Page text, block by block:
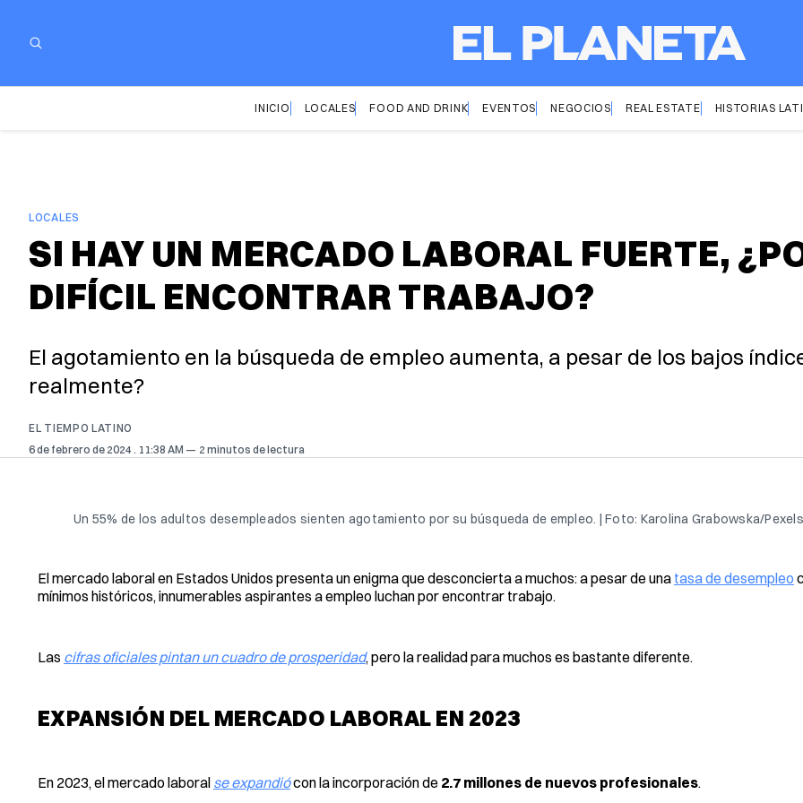
INICIO LOCALES FOOD AND DRINK EVENTOS NEGOCIOS REAL ESTATE HISTORIAS
LOCALES
SI HAY UN MERCADO LABORAL FUERTE,
DIFÍCIL ENCONTRAR TRABAJO?
El agotamiento en la búsqueda de empleo aumenta, a pesar de los bajos
realmente?
EL TIEMPO LATINO
6 de febrero de 2024 . 11:38 AM 2 minutos de lectura
Un 55% de los adultos desempleados sienten agotamiento por su búsqueda de empleo. | Foto: Karolina Grabowska/
El mercado laboral en Estados Unidos presenta un enigma que desconcierta a muchos: a pesar de una tasa de desempleo
mínimos históricos, innumerables aspirantes a empleo luchan por encontrar trabajo.
Las cifras oficiales pintan un cuadro de prosperidad, pero la realidad para muchos es bastante diferente.
EXPANSIÓN DEL MERCADO LABORAL EN 2023
En 2023, el mercado laboral se expandiócon la incorporación de 2.7 millones de nuevos profesionales.